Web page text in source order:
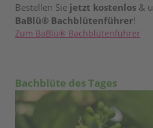
Bestellen Sie jetzt kostenlos &
BaBlü® Bachblütenführer!
Zum BaBlü® Bachblütenführer
Bachblüte des Tages